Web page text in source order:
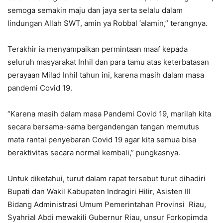
semoga semakin maju dan jaya serta selalu dalam
lindungan Allah SWT, amin ya Robbal ‘alamin,” terangnya.
Terakhir ia menyampaikan permintaan maaf kepada
seluruh masyarakat Inhil dan para tamu atas keterbatasan
perayaan Milad Inhil tahun ini, karena masih dalam masa
pandemi Covid 19.
“Karena masih dalam masa Pandemi Covid 19, marilah kita
secara bersama-sama bergandengan tangan memutus
mata rantai penyebaran Covid 19 agar kita semua bisa
beraktivitas secara normal kembali,” pungkasnya.
Untuk diketahui, turut dalam rapat tersebut turut dihadiri
Bupati dan Wakil Kabupaten Indragiri Hilir, Asisten III
Bidang Administrasi Umum Pemerintahan Provinsi Riau,
Syahrial Abdi mewakili Gubernur Riau, unsur Forkopimda